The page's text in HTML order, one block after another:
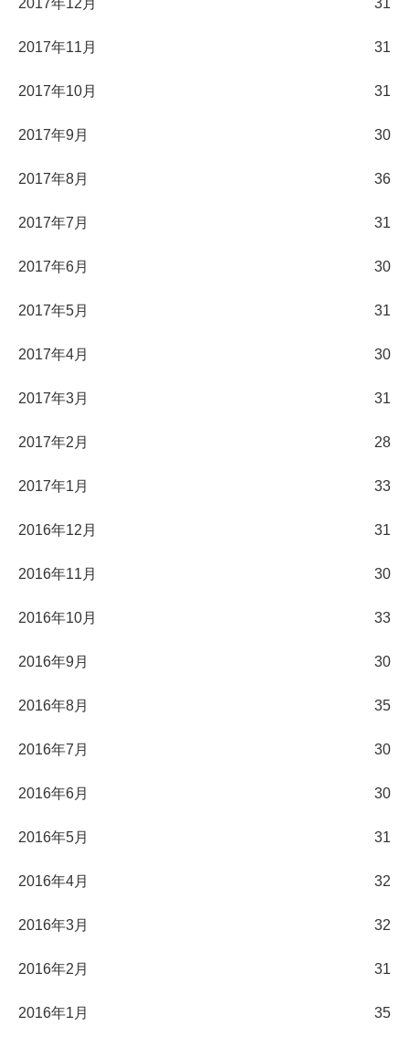
2017年12月 31
2017年11月 31
2017年10月 31
2017年9月 30
2017年8月 36
2017年7月 31
2017年6月 30
2017年5月 31
2017年4月 30
2017年3月 31
2017年2月 28
2017年1月 33
2016年12月 31
2016年11月 30
2016年10月 33
2016年9月 30
2016年8月 35
2016年7月 30
2016年6月 30
2016年5月 31
2016年4月 32
2016年3月 32
2016年2月 31
2016年1月 35